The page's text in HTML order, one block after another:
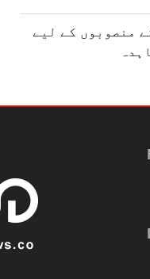
منصوبوں کے لیے